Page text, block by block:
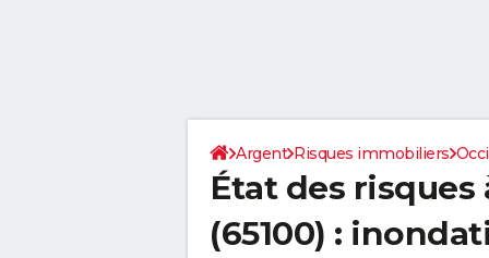
Argent Risques immobiliers
État des
(65100) :